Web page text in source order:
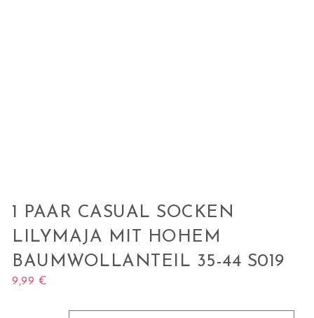
1 PAAR CASUAL SOCKEN
LILYMAJA MIT HOHEM
BAUMWOLLANTEIL 35-44 S019
9,99 €